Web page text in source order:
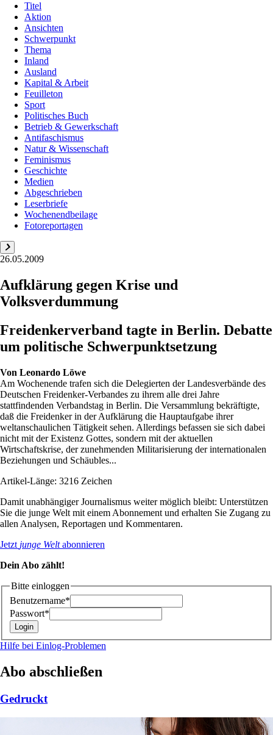
Titel
Aktion
Ansichten
Schwerpunkt
Thema
Inland
Ausland
Kapital & Arbeit
Feuilleton
Sport
Politisches Buch
Betrieb & Gewerkschaft
Antifaschismus
Natur & Wissenschaft
Feminismus
Geschichte
Medien
Abgeschrieben
Leserbriefe
Wochenendbeilage
Fotoreportagen
26.05.2009
Aufklärung gegen Krise und
Volksverdummung
Freidenkerverband tagte in Berlin. Debatte
um politische Schwerpunktsetzung
Von Leonardo Löwe
Am Wochenende trafen sich die Delegierten der Landesverbände des
Deutschen Freidenker-Verbandes zu ihrem alle drei Jahre
stattfindenden Verbandstag in Berlin. Die Versammlung bekräftigte,
daß die Freidenker in der Aufklärung die Hauptaufgabe ihrer
weltanschaulichen Tätigkeit sehen. Allerdings befassen sie sich dabei
nicht mit der Existenz Gottes, sondern mit der aktuellen
Wirtschaftskrise, der zunehmenden Militarisierung der internationalen
Beziehungen und Schäubles...
Artikel-Länge: 3216 Zeichen
Damit unabhängiger Journalismus weiter möglich bleibt: Unterstützen
Sie die junge Welt mit einem Abonnement und erhalten Sie Zugang zu
allen Analysen, Reportagen und Kommentaren.
Jetzt junge Weltabonnieren
Dein Abo zählt!
Bitte einloggen
Benutzername*
Passwort*
Hilfe bei Einlog-Problemen
Abo abschließen
Gedruckt